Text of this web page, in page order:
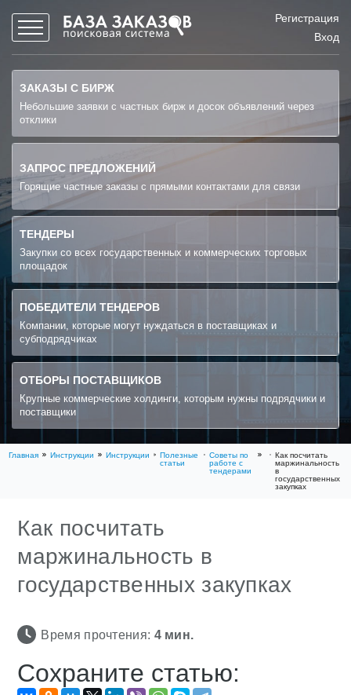
Регистрация
Вход
ЗАКАЗЫ С БИРЖ
Небольшие заявки с частных бирж и досок объявлений через
отклики
ЗАПРОС ПРЕДЛОЖЕНИЙ
Горящие частные заказы с прямыми контактами для связи
ТЕНДЕРЫ
Закупки со всех государственных и коммерческих торговых
площадок
ПОБЕДИТЕЛИ ТЕНДЕРОВ
Компании, которые могут нуждаться в поставщиках и
субподрядчиках
ОТБОРЫ ПОСТАВЩИКОВ
Крупные коммерческие холдинги, которым нужны подрядчики и
поставщики
Главная Инструкции Инструкции
Полезные
статьи
Советы по
работе с
тендерами
Как посчитать
маржинальность
в
государственных
закупках
Как посчитать
маржинальность в
государственных закупках
Время прочтения: 4мин.
Сохраните статью: